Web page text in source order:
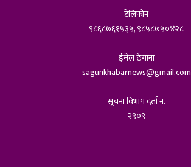
टेलिफोन
९८६८७६१५३५, ९८५८७५०४२८
ईमेल ठेगाना
sagunkhabarnews@gmail.com
सूचना विभाग दर्ता नं.
२९०९